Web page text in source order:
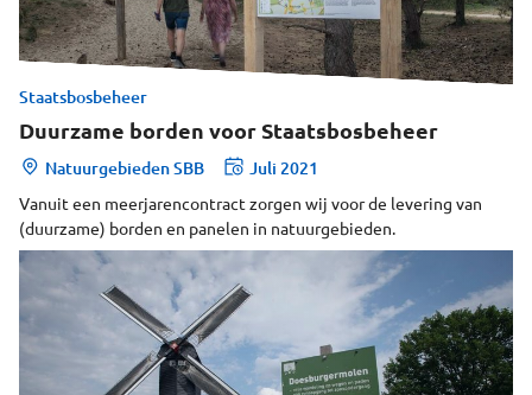
Staatsbosbeheer
Duurzame borden voor Staatsbosbeheer
Natuurgebieden SBB Juli 2021
Vanuit een meerjarencontract zorgen wij voor de levering van
(duurzame) borden en panelen in natuurgebieden.